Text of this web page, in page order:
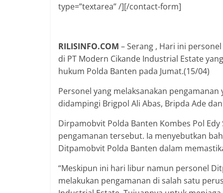
type=”textarea” /][/contact-form]
RILISINFO.COM – Serang , Hari ini
di PT Modern Cikande Industrial Estate
hukum Polda Banten pada Jumat.(15/04)
Personel yang melaksanakan
didampingi Brigpol Ali Abas, Bripda Ade
Dirpamobvit Polda Banten Kombes Pol
pengamanan tersebut. Ia menyebutkan
Ditpamobvit Polda Banten dalam
“Meskipun ini hari libur namun personel
melakukan pengamanan di salah satu